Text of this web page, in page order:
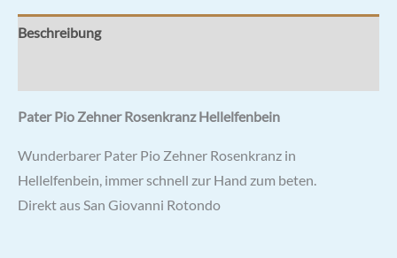
Beschreibung
Pater Pio Zehner RosenkranzHellelfenbein
Wunderbarer Pater Pio Zehner Rosenkranz in
Hellelfenbein, immer schnell zur Hand zum beten.
Direkt aus San Giovanni Rotondo